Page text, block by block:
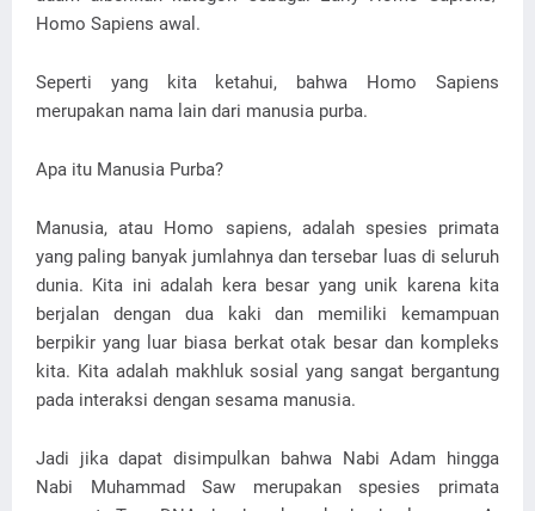
Homo Sapiens awal.
Seperti yang kita ketahui, bahwa Homo Sapiens
merupakan nama lain dari manusia purba.
Apa itu Manusia Purba?
Manusia, atau Homo sapiens, adalah spesies primata
yang paling banyak jumlahnya dan tersebar luas di seluruh
dunia. Kita ini adalah kera besar yang unik karena kita
berjalan dengan dua kaki dan memiliki kemampuan
berpikir yang luar biasa berkat otak besar dan kompleks
kita. Kita adalah makhluk sosial yang sangat bergantung
pada interaksi dengan sesama manusia.
Jadi jika dapat disimpulkan bahwa Nabi Adam hingga
Nabi Muhammad Saw merupakan spesies primata